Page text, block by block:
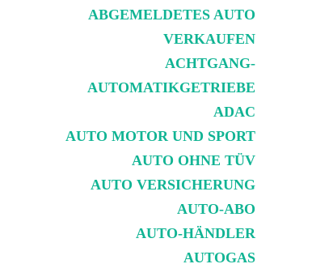
ABGEMELDETES AUTO
VERKAUFEN
ACHTGANG-
AUTOMATIKGETRIEBE
ADAC
AUTO MOTOR UND SPORT
AUTO OHNE TÜV
AUTO VERSICHERUNG
AUTO-ABO
AUTO-HÄNDLER
AUTOGAS